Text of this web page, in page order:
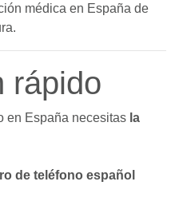
médica en España de
rápido
en España necesitas la
de teléfono español